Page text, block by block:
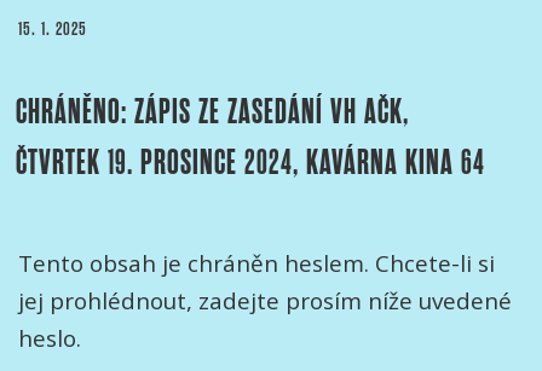
PUBLIKOVÁNO
15. 1. 2025
CHRÁNĚNO: ZÁPIS ZE ZASEDÁNÍ VH AČK,
ČTVRTEK 19. PROSINCE 2024, KAVÁRNA KINA 64
Tento obsah je chráněn heslem. Chcete-li si
jej prohlédnout, zadejte prosím níže uvedené
heslo.